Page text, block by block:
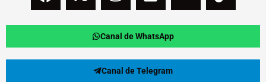
Canal de WhatsApp
Canal de Telegram